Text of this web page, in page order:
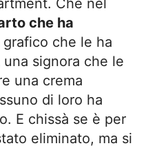
che ha
grafico che le ha
signora che le
una crema
di loro ha
E chissà se è per
eliminato, ma si